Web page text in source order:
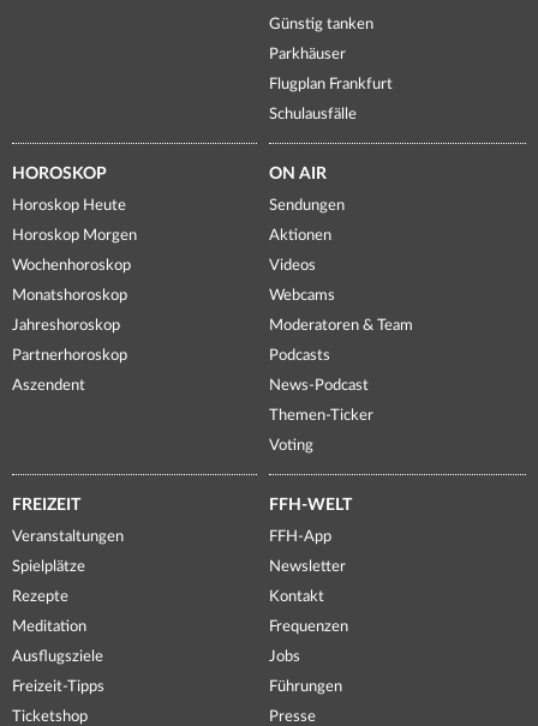
Günstig tanken
Parkhäuser
Flugplan Frankfurt
Schulausfälle
HOROSKOP
Horoskop Heute
Horoskop Morgen
Wochenhoroskop
Monatshoroskop
Jahreshoroskop
Partnerhoroskop
Aszendent
ON AIR
Sendungen
Aktionen
Videos
Webcams
Moderatoren & Team
Podcasts
News-Podcast
Themen-Ticker
Voting
FREIZEIT
Veranstaltungen
Spielplätze
Rezepte
Meditation
Ausflugsziele
Freizeit-Tipps
Ticketshop
FFH-WELT
FFH-App
Newsletter
Kontakt
Frequenzen
Jobs
Führungen
Presse